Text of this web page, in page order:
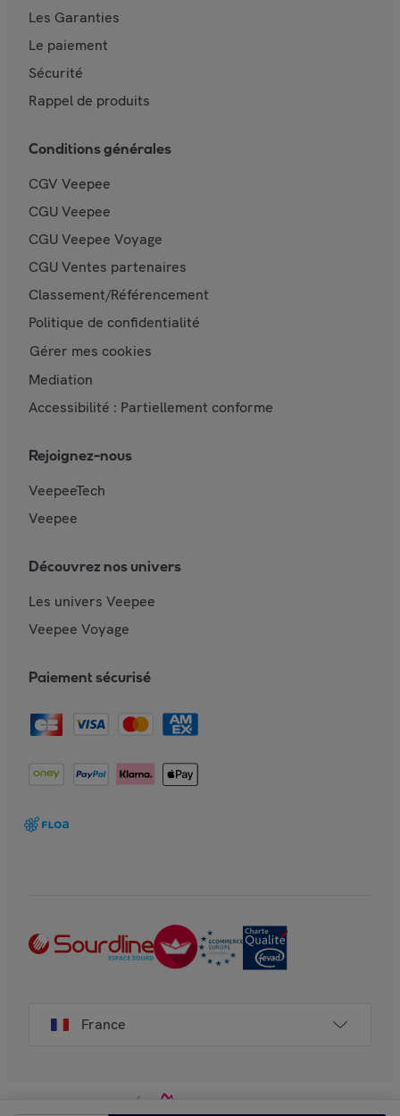
Les Garanties
Le paiement
Sécurité
Rappel de produits
Conditions générales
CGV Veepee
CGU Veepee
CGU Veepee Voyage
CGU Ventes partenaires
Classement/Référencement
Politique de confidentialité
Gérer mes cookies
Mediation
Accessibilité : Partiellement conforme
Rejoignez-nous
VeepeeTech
Veepee
Découvrez nos univers
Les univers Veepee
Veepee Voyage
Paiement sécurisé
France